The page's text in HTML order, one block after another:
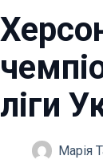
ліги
Марія